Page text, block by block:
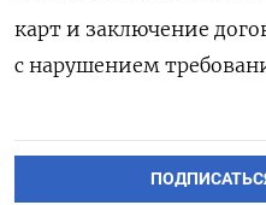
карт и заключение
с нарушением